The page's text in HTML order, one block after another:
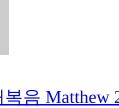
음 Matthew